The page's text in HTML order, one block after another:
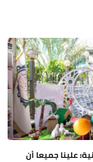
علينا جميعا أن